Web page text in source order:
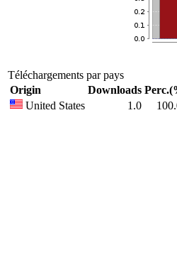
Téléchargements par pays
Origin
Downloads
United States
1.0